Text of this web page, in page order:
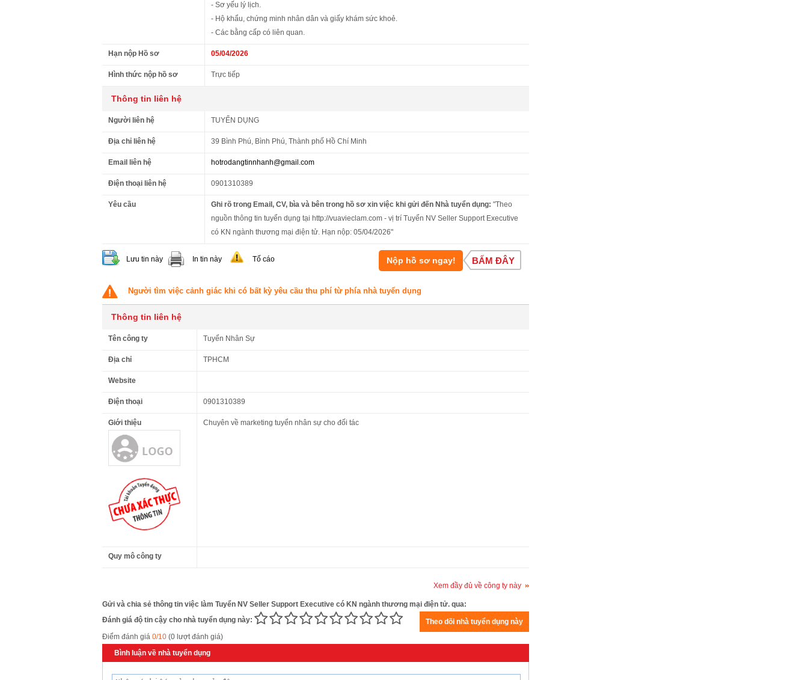
- Sơ yếu lý lịch.
- Hộ khẩu, chứng minh nhân dân và giấy khám sức khoẻ.
- Các bằng cấp có liên quan.
Hạn nộp Hồ sơ 05/04/2026
Hình thức nộp hồ sơ Trực tiếp
Thông tin liên hệ
Người liên hệ TUYỂN DỤNG
Địa chỉ liên hệ 39 Bình Phú, Bình Phú, Thành phố Hồ Chí Minh
Email liên hệ hotrodangtinnhanh@gmail.com
Điện thoại liên hệ 0901310389
Yêu cầu Ghi rõ trong Email, CV, bìa và bên trong hồ sơ xin việc khi gửi đến Nhà tuyển dụng: "Theo
nguồn thông tin tuyển dụng tại http://vuavieclam.com - vị trí Tuyển NV Seller Support Executive
có KN ngành thương mại điện tử. Hạn nộp: 05/04/2026"
Lưu tin này In tin này Tố cáo Nộp hồ sơ ngay! BẤM ĐÂY
Người tìm việc cảnh giác khi có bất kỳ yêu cầu thu phí từ phía nhà tuyển dụng
Thông tin liên hệ
Tên công ty Tuyển Nhân Sự
Địa chỉ TPHCM
Website
Điện thoại 0901310389
Giới thiệu Chuyên về marketing tuyển nhân sự cho đối tác
Quy mô công ty
Xem đầy đủ về công ty này
Gửi và chia sẻ thông tin việc làm Tuyển NV Seller Support Executive có KN ngành thương mại điện tử. qua:
Đánh giá độ tin cậy cho nhà tuyển dụng này:
Điểm đánh giá 0/10 (0 lượt đánh giá)
Bình luận về nhà tuyển dụng